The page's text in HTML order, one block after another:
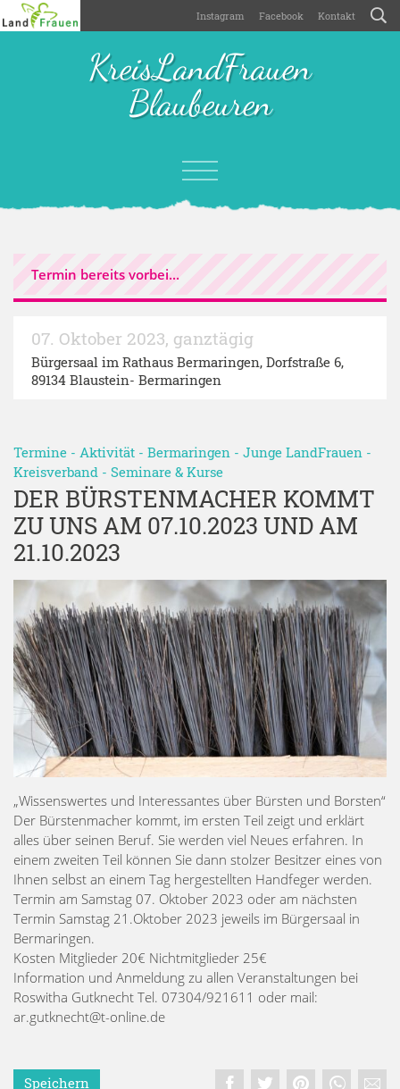
Instagram Facebook Kontakt
KreisLandFrauen
Blaubeuren
Termin bereits vorbei...
07. Oktober 2023, ganztägig
Bürgersaal im Rathaus Bermaringen, Dorfstraße 6,
89134 Blaustein- Bermaringen
Termine - Aktivität - Bermaringen - Junge LandFrauen -
Kreisverband - Seminare & Kurse
DER BÜRSTENMACHER KOMMT
ZU UNS AM 07.10.2023 UND AM
21.10.2023
„Wissenswertes und Interessantes über Bürsten und Borsten“
Der Bürstenmacher kommt, im ersten Teil zeigt und erklärt
alles über seinen Beruf. Sie werden viel Neues erfahren. In
einem zweiten Teil können Sie dann stolzer Besitzer eines von
Ihnen selbst an einem Tag hergestellten Handfeger werden.
Termin am Samstag 07. Oktober 2023 oder am nächsten
Termin Samstag 21.Oktober 2023 jeweils im Bürgersaal in
Bermaringen.
Kosten Mitglieder 20€ Nichtmitglieder 25€
Information und Anmeldung zu allen Veranstaltungen bei
Roswitha Gutknecht Tel. 07304/921611 oder mail:
ar.gutknecht@t-online.de
Speichern